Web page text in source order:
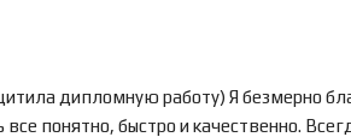
дипломную работу) Я безмерно
понятно, быстро и качественно.